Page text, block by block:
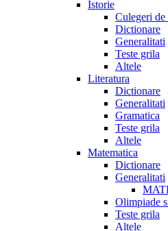
Istorie
Culegeri de
Dictionare
Generalitati
Teste grila
Altele
Literatura
Dictionare
Generalitati
Gramatica
Teste grila
Altele
Matematica
Dictionare
Generalitati
Olimpiade
Teste grila
Altele